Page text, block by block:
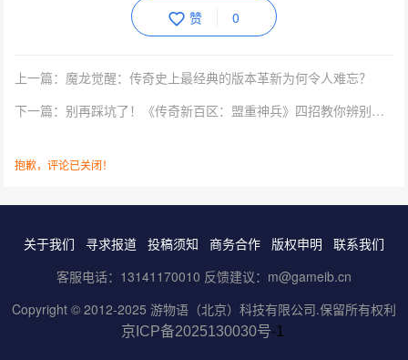
赞 0
上一篇：魔龙觉醒：传奇史上最经典的版本革新为何令人难忘？
下一篇：别再踩坑了！《传奇新百区：盟重神兵》四招教你辨别正版传奇
抱歉，评论已关闭！
关于我们 寻求报道 投稿须知 商务合作 版权申明
联系我们
客服电话：13141170010 反馈建议：m@gameib.cn
Copyright © 2012-2025 游物语（北京）科技有限公司.保留所有权利
京ICP备2025130030号-1